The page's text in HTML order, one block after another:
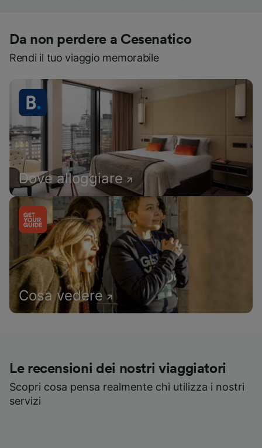
Da non perdere a Cesenatico
Rendi il tuo viaggio memorabile
Dove alloggiare
Cosa vedere
Le recensioni dei nostri viaggiatori
Scopri cosa pensa realmente chi utilizza i nostri
servizi